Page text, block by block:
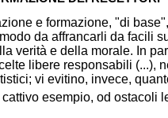
e formazione, "di
da affrancarli da facili
verità e della morale. In
libere responsabili (...),
vi evitino, invece,
esempio, od